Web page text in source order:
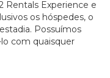
Rentals Experience e
os hóspedes, o
Possuímos
com quaisquer